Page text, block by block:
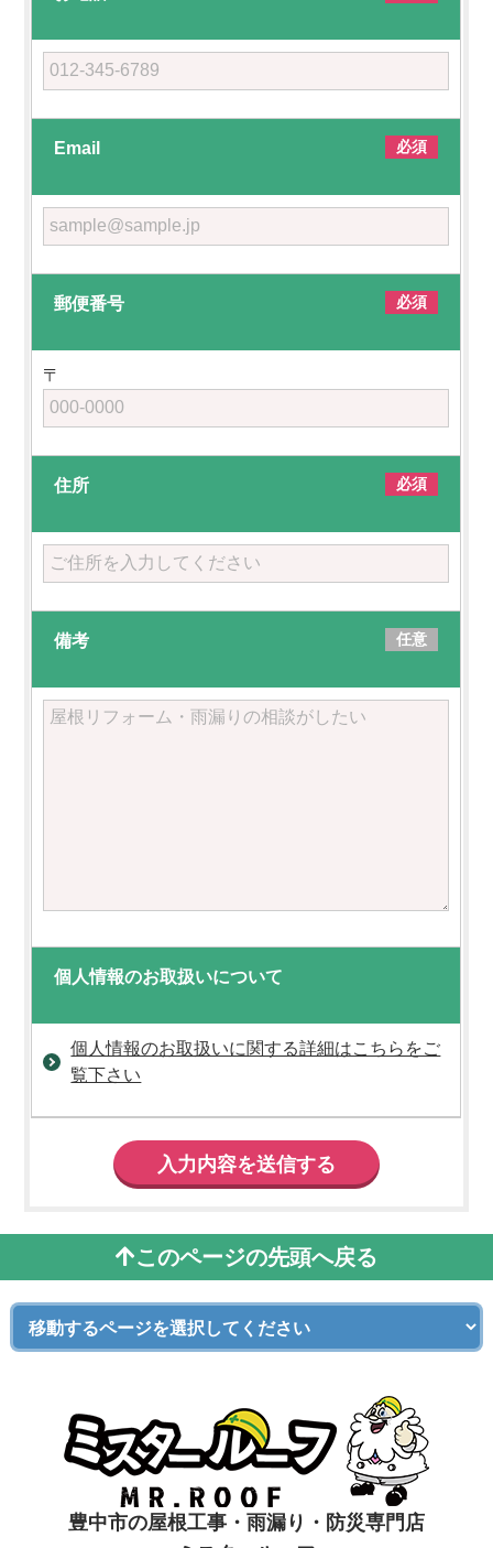
Email 必須
郵便番号 必須
〒
住所 必須
備考 任意
個人情報のお取扱いについて
個人情報のお取扱いに関する詳細はこちらをご
覧下さい
このページの先頭へ戻る
豊中市の屋根工事・雨漏り・防災専門店